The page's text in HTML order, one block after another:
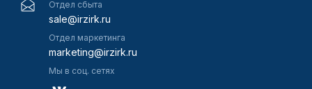
Отдел сбыта
sale@irzirk.ru
Отдел маркетинга
marketing@irzirk.ru
Мы в соц. сетях